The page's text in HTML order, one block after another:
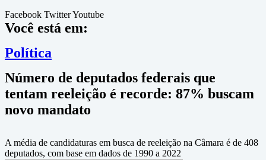
Facebook TwitterYoutube
Você está em:
Política
Número de deputados federais que
tentam reeleição é recorde: 87% buscam
novo mandato
A média de candidaturas em busca de reeleição na Câmara é de 408
deputados, com base em dados de 1990 a 2022